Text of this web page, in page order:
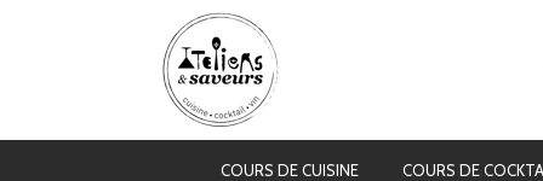
COURS DE CUISINE COURS DE